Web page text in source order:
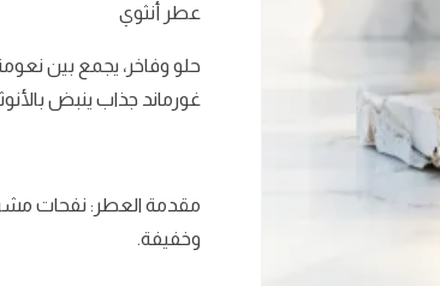
عطر أنثوي
حلو وفاخر، يجمع بين
غورماند جذاب ينبض
مقدمة العطر: نفحات
وخفيفة.